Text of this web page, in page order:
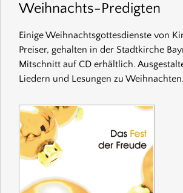
Weihnachts-Predigten
Einige Weihnachtsgottesdienste von
Preiser, gehalten in der Stadtkirche
Mitschnitt auf CD erhältlich.
Liedern und Lesungen zu Weihnachten.